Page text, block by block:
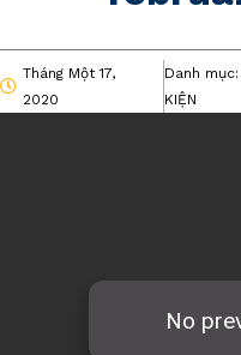
Tháng Một 17,
2020
Danh mục:
KIỆN